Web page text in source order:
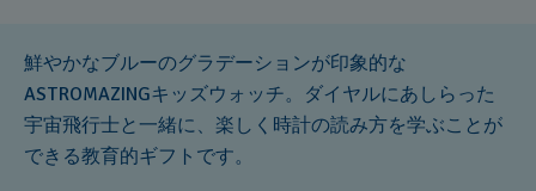
鮮やかなブルーのグラデーションが印象的な
ASTROMAZINGキッズウォッチ。ダイヤルにあしらった
宇宙飛行士と一緒に、楽しく時計の読み方を学ぶことが
できる教育的ギフトです。